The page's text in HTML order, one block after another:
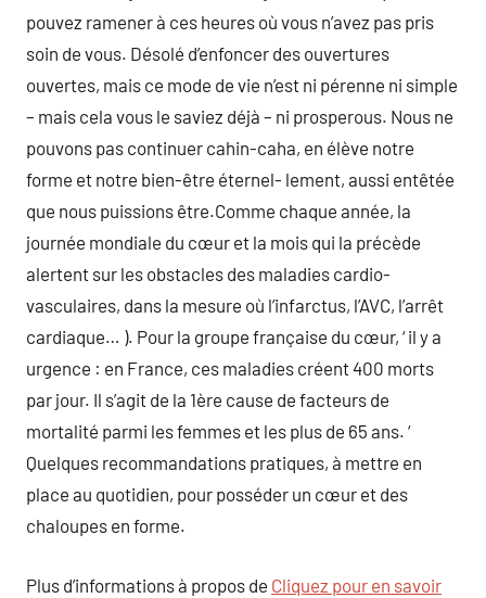
pouvez ramener à ces heures où vous n’avez pas pris
soin de vous. Désolé d’enfoncer des ouvertures
ouvertes, mais ce mode de vie n’est ni pérenne ni simple
– mais cela vous le saviez déjà – ni prosperous. Nous ne
pouvons pas continuer cahin-caha, en élève notre
forme et notre bien-être éternel- lement, aussi entêtée
que nous puissions être.Comme chaque année, la
journée mondiale du cœur et la mois qui la précède
alertent sur les obstacles des maladies cardio-
vasculaires, dans la mesure où l’infarctus, l’AVC, l’arrêt
cardiaque… ). Pour la groupe française du cœur, ‘ il y a
urgence : en France, ces maladies créent 400 morts
par jour. Il s’agit de la 1ère cause de facteurs de
mortalité parmi les femmes et les plus de 65 ans. ‘
Quelques recommandations pratiques, à mettre en
place au quotidien, pour posséder un cœur et des
chaloupes en forme.
Plus d’informations à propos de Cliquez pour en savoir